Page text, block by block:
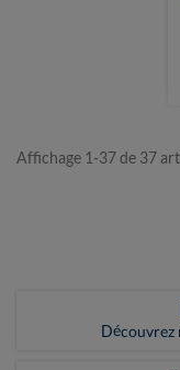
Affichage 1-37 de 37
Découvrez